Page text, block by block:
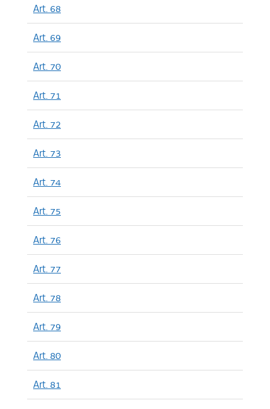
Art. 68
Art. 69
Art. 70
Art. 71
Art. 72
Art. 73
Art. 74
Art. 75
Art. 76
Art. 77
Art. 78
Art. 79
Art. 80
Art. 81